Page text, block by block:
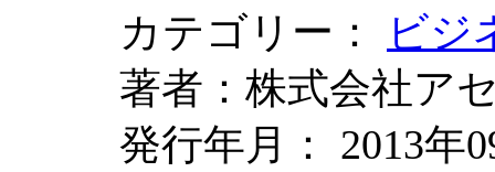
カテゴリー：
ビジ
著者：株式会社ア
発行年月： 2013年